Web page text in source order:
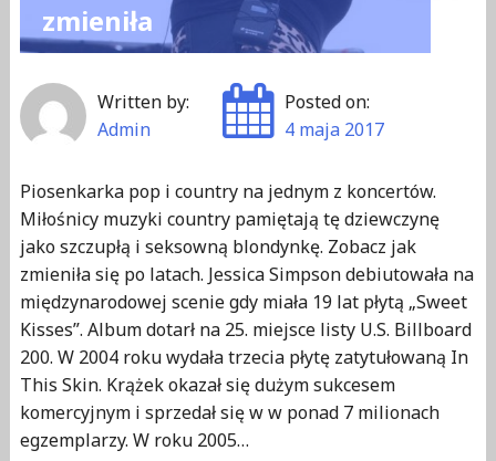
k
.
B
z
p
h
o
t
o
s
h
o
zmieniła
Written by:
Admin
Posted on:
4 maja 2017
Piosenkarka pop i country na jednym z koncertów.
Miłośnicy muzyki country pamiętają tę dziewczynę
jako szczupłą i seksowną blondynkę. Zobacz jak
zmieniła się po latach. Jessica Simpson debiutowała na
międzynarodowej scenie gdy miała 19 lat płytą „Sweet
Kisses”. Album dotarł na 25. miejsce listy U.S. Billboard
200. W 2004 roku wydała trzecia płytę zatytułowaną In
This Skin. Krążek okazał się dużym sukcesem
komercyjnym i sprzedał się w w ponad 7 milionach
egzemplarzy. W roku 2005…